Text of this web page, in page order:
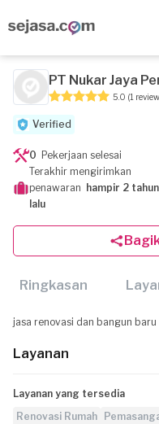
PT Nukar Jaya
5.0 (1
Verified
0 Pekerjaan selesai
Terakhir mengirimkan
penawaran hampir 2 tahun
lalu
Ringkasan
jasa renovasi dan bangun baru
Layanan
Layanan yang tersedia
Renovasi Rumah